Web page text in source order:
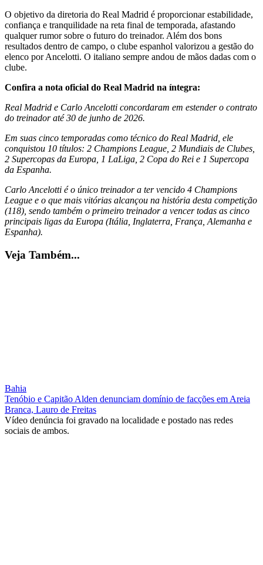
O objetivo da diretoria do Real Madrid é proporcionar estabilidade,
confiança e tranquilidade na reta final de temporada, afastando
qualquer rumor sobre o futuro do treinador. Além dos bons
resultados dentro de campo, o clube espanhol valorizou a gestão do
elenco por Ancelotti. O italiano sempre andou de mãos dadas com o
clube.
Confira a nota oficial do Real Madrid na íntegra:
Real Madrid e Carlo Ancelotti concordaram em estender o contrato
do treinador até 30 de junho de 2026.
Em suas cinco temporadas como técnico do Real Madrid, ele
conquistou 10 títulos: 2 Champions League, 2 Mundiais de Clubes,
2 Supercopas da Europa, 1 LaLiga, 2 Copa do Rei e 1 Supercopa
da Espanha.
Carlo Ancelotti é o único treinador a ter vencido 4 Champions
League e o que mais vitórias alcançou na história desta competição
(118), sendo também o primeiro treinador a vencer todas as cinco
principais ligas da Europa (Itália, Inglaterra, França, Alemanha e
Espanha).
Veja Também...
Bahia
Tenóbio e Capitão Alden denunciam domínio de facções em Areia
Branca, Lauro de Freitas
Vídeo denúncia foi gravado na localidade e postado nas redes
sociais de ambos.